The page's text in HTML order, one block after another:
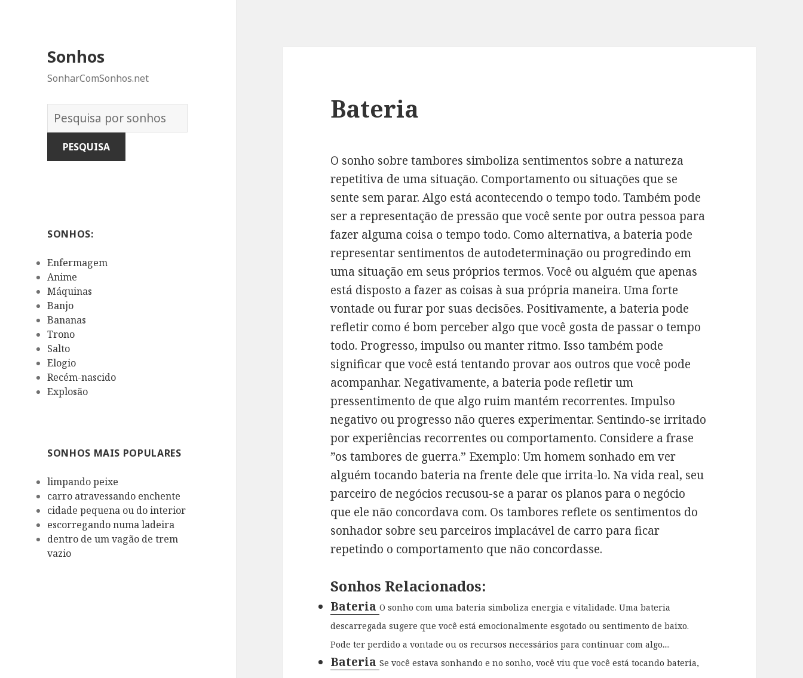
Sonhos
SonharComSonhos.net
Dicionário
dos
Sonhos:
SONHOS:
Enfermagem
Anime
Máquinas
Banjo
Bananas
Trono
Salto
Elogio
Recém-nascido
Explosão
SONHOS MAIS POPULARES
limpando peixe
carro atravessando enchente
cidade pequena ou do interior
escorregando numa ladeira
dentro de um vagão de trem
vazio
Bateria
O sonho sobre tambores simboliza sentimentos sobre a natureza
repetitiva de uma situação. Comportamento ou situações que se
sente sem parar. Algo está acontecendo o tempo todo. Também pode
ser a representação de pressão que você sente por outra pessoa para
fazer alguma coisa o tempo todo. Como alternativa, a bateria pode
representar sentimentos de autodeterminação ou progredindo em
uma situação em seus próprios termos. Você ou alguém que apenas
está disposto a fazer as coisas à sua própria maneira. Uma forte
vontade ou furar por suas decisões. Positivamente, a bateria pode
refletir como é bom perceber algo que você gosta de passar o tempo
todo. Progresso, impulso ou manter ritmo. Isso também pode
significar que você está tentando provar aos outros que você pode
acompanhar. Negativamente, a bateria pode refletir um
pressentimento de que algo ruim mantém recorrentes. Impulso
negativo ou progresso não queres experimentar. Sentindo-se irritado
por experiências recorrentes ou comportamento. Considere a frase
”os tambores de guerra.” Exemplo: Um homem sonhado em ver
alguém tocando bateria na frente dele que irrita-lo. Na vida real, seu
parceiro de negócios recusou-se a parar os planos para o negócio
que ele não concordava com. Os tambores reflete os sentimentos do
sonhador sobre seu parceiros implacável de carro para ficar
repetindo o comportamento que não concordasse.
Sonhos Relacionados:
BateriaO sonho com uma bateria simboliza energia e vitalidade. Uma bateria
descarregada sugere que você está emocionalmente esgotado ou sentimento de baixo.
Pode ter perdido a vontade ou os recursos necessários para continuar com algo....
BateriaSe você estava sonhando e no sonho, você viu que você está tocando bateria,